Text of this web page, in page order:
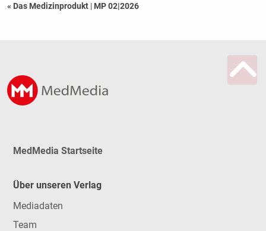
« Das Medizinprodukt | MP 02|2026
MedMedia Startseite
Über unseren Verlag
Mediadaten
Team